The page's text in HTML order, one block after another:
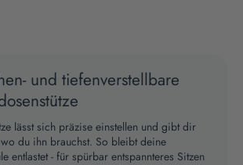
und tiefenverstellbare
lässt sich präzise einstellen und gibt dir
du ihn brauchst. So bleibt deine
entlastet - für spürbar entspannteres Sitzen